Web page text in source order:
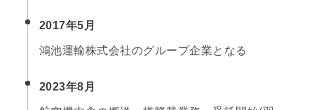
2017年5月
鴻池運輸株式会社のグループ企業となる
2023年8月